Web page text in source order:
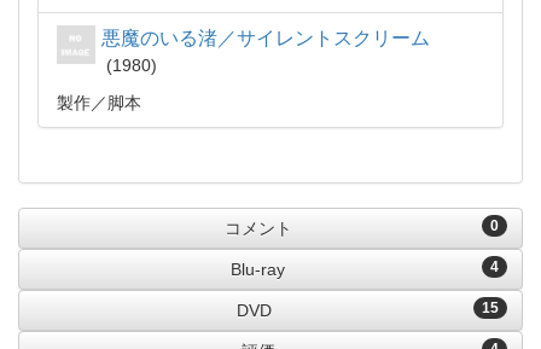
悪魔のいる渚／サイレントスクリーム
1980
製作
脚本
0
コメント
4
Blu-ray
15
DVD